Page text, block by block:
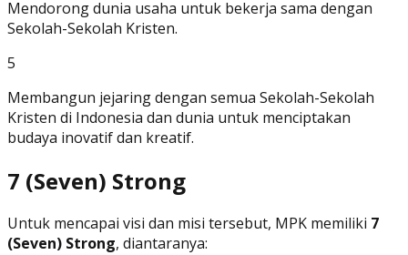
Mendorong dunia usaha untuk bekerja sama dengan
Sekolah-Sekolah Kristen.
5
Membangun jejaring dengan semua Sekolah-Sekolah
Kristen di Indonesia dan dunia untuk menciptakan
budaya inovatif dan kreatif.
7 (Seven) Strong
Untuk mencapai visi dan misi tersebut, MPK memiliki 7
(Seven) Strong, diantaranya: